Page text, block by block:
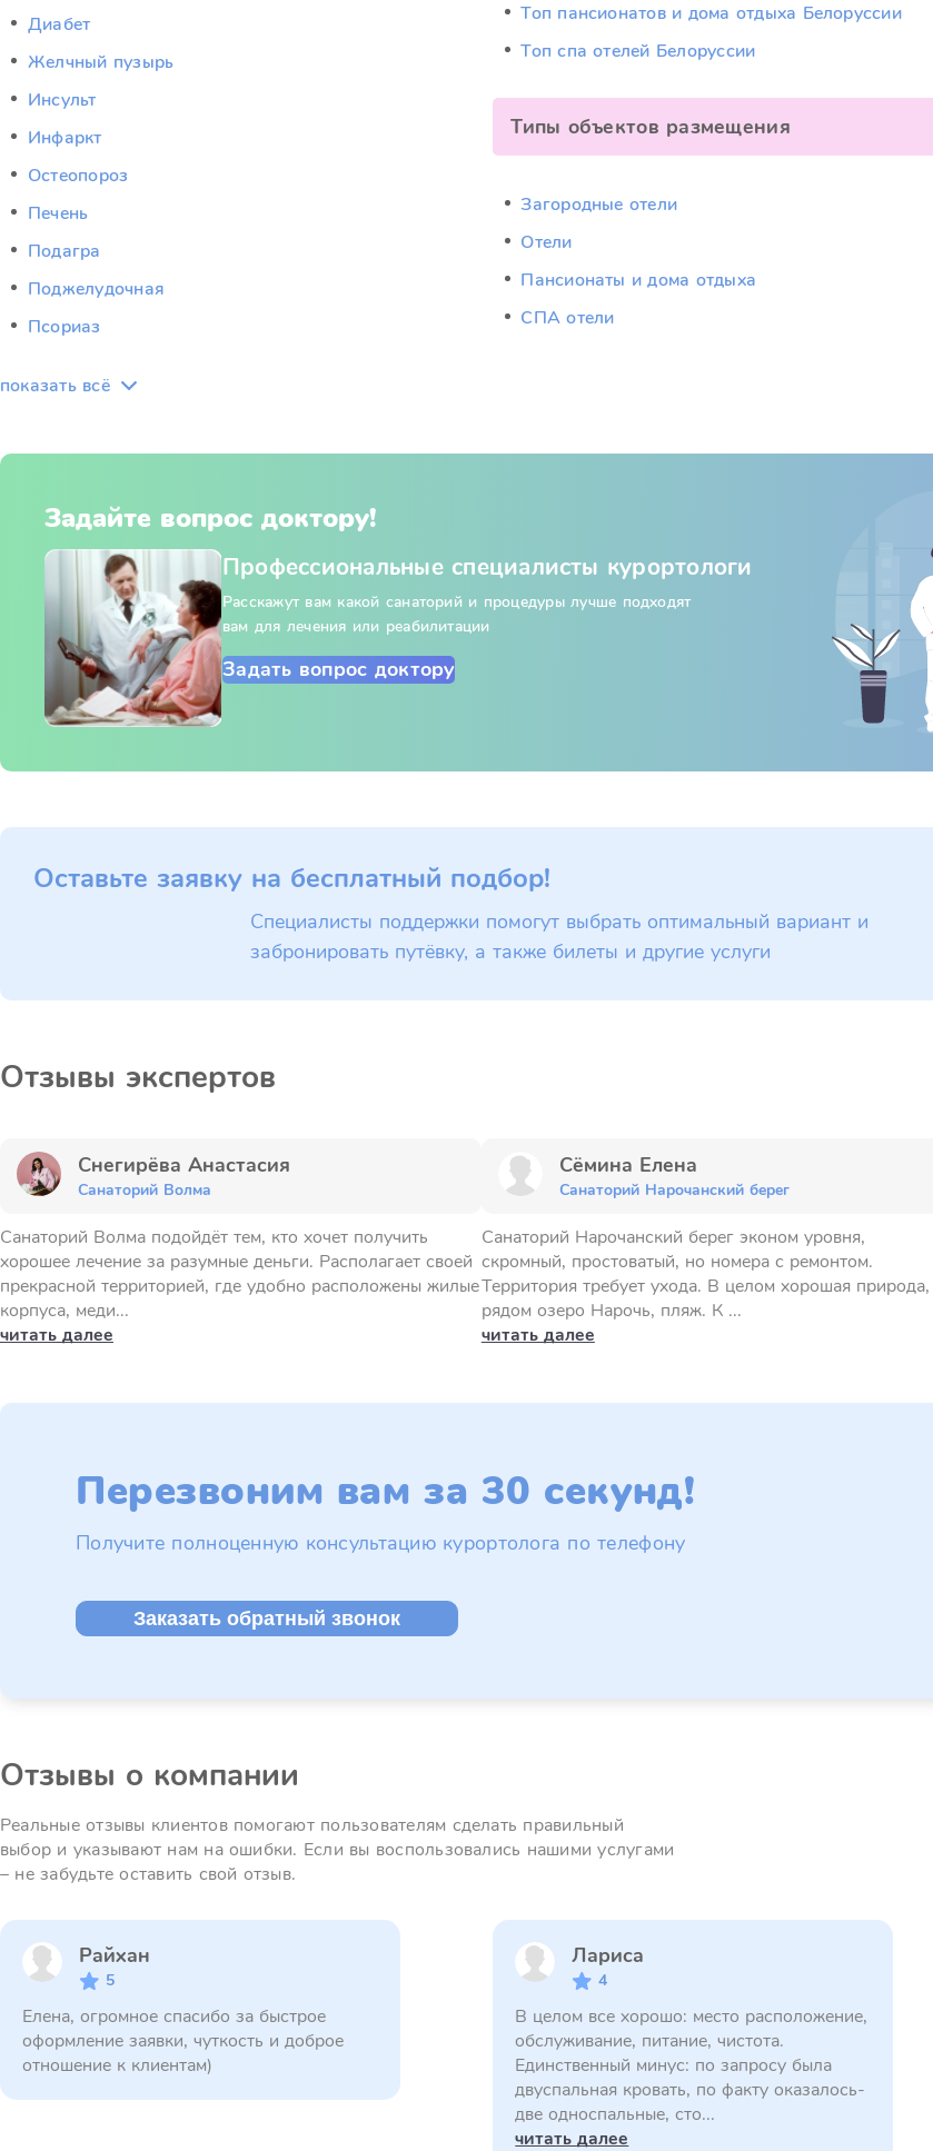
Диабет
Желчный пузырь
Инсульт
Инфаркт
Остеопороз
Печень
Подагра
Поджелудочная
Псориаз
показать всё
Топ пансионатов и дома отдыха Белоруссии
Топ спа отелей Белоруссии
Типы объектов размещения
Загородные отели
Отели
Пансионаты и дома отдыха
СПА отели
Задайте вопрос доктору!
Профессиональные специалисты курортологи
Расскажут вам какой санаторий и процедуры лучше подходят
вам для лечения или реабилитации
Задать вопрос доктору
Оставьте заявку на бесплатный подбор!
Специалисты поддержки помогут выбрать оптимальный вариант и
забронировать путёвку, а также билеты и другие услуги
Отзывы экспертов
Снегирёва Анастасия
Санаторий Волма
Санаторий Волма подойдёт тем, кто хочет получить
хорошее лечение за разумные деньги. Располагает своей
прекрасной территорией, где удобно расположены жилые
корпуса, меди...
читать далее
Сёмина Елена
Санаторий Нарочанский берег
Санаторий Нарочанский берег эконом уровня,
скромный, простоватый, но номера с ремонтом.
Территория требует ухода. В целом хорошая природа,
рядом озеро Нарочь, пляж. К ...
читать далее
Перезвоним вам за 30 секунд!
Получите полноценную консультацию курортолога по телефону
Заказать обратный звонок
Отзывы о компании
Реальные отзывы клиентов помогают пользователям сделать правильный
выбор и указывают нам на ошибки. Если вы воспользовались нашими услугами
– не забудьте оставить свой отзыв.
Райхан
5
Елена, огромное спасибо за быстрое
оформление заявки, чуткость и доброе
отношение к клиентам)
Лариса
4
В целом все хорошо: место расположение,
обслуживание, питание, чистота.
Единственный минус: по запросу была
двуспальная кровать, по факту оказалось-
две односпальные, сто...
читать далее